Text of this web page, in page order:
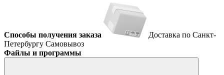
Способы получения заказа
Доставка по Санкт-
Петербургу Самовывоз
Файлы и программы